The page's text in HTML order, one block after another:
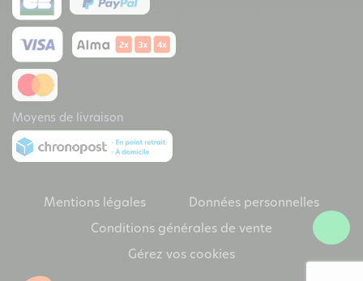
Moyens de livraison
Mentions légales Données personnelles
Conditions générales de vente
Gérez vos cookies